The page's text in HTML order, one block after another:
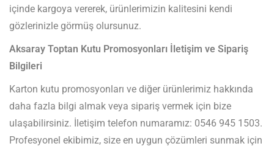
içinde kargoya vererek, ürünlerimizin kalitesini kendi
gözlerinizle görmüş olursunuz.
Aksaray Toptan Kutu Promosyonları İletişim ve Sipariş
Bilgileri
Karton kutu promosyonları ve diğer ürünlerimiz hakkında
daha fazla bilgi almak veya sipariş vermek için bize
ulaşabilirsiniz. İletişim telefon numaramız: 0546 945 1503.
Profesyonel ekibimiz, size en uygun çözümleri sunmak için